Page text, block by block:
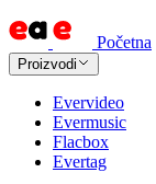
Početna
Proizvodi
Evervideo
Evermusic
Flacbox
Evertag